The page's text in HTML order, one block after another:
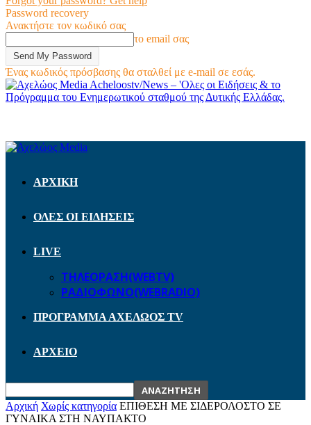
Password recovery
Ανακτήστε τον κωδικό σας
το email σας
Ένας κωδικός πρόσβασης θα σταλθεί με e-mail σε εσάς.
Acheloostv/News – 'Ολες οι Ειδήσεις & το
Πρόγραμμα του Ενημερωτικού σταθμού της Δυτικής Ελλάδας.
ΑΡΧΙΚΗ
ΟΛΕΣ ΟΙ ΕΙΔΗΣΕΙΣ
LIVE
ΤΗΛΕΟΡΑΣΗ(WEBTV)
ΡΑΔΙΟΦΩΝΟ(WEBRADIO)
ΠΡΟΓΡΑΜΜΑ ΑΧΕΛΩΟΣ TV
ΑΡΧΕΙΟ
Αρχική Χωρίς κατηγορία ΕΠΙΘΕΣΗ ΜΕ ΣΙΔΕΡΟΛΟΣΤΟ ΣΕ
ΓΥΝΑΙΚΑ ΣΤΗ ΝΑΥΠΑΚΤΟ